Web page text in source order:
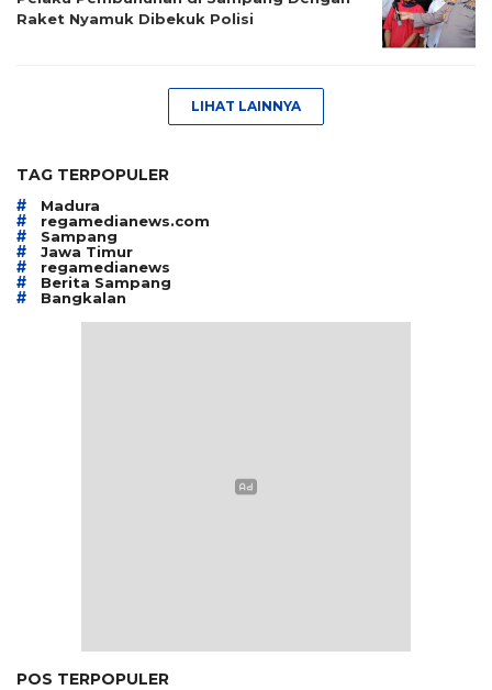
Raket Nyamuk Dibekuk Polisi
LIHAT LAINNYA
TAG TERPOPULER
# Madura
# regamedianews.com
# Sampang
# Jawa Timur
# regamedianews
# Berita Sampang
# Bangkalan
POS TERPOPULER